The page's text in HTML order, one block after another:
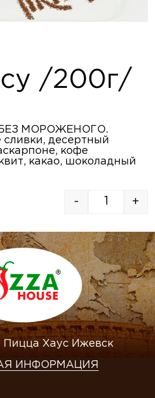
/200г/
МОРОЖЕНОГО.
десертный
кофе
какао, шоколадный
- +
Пицца Хаус Ижевск
ИНФОРМАЦИЯ